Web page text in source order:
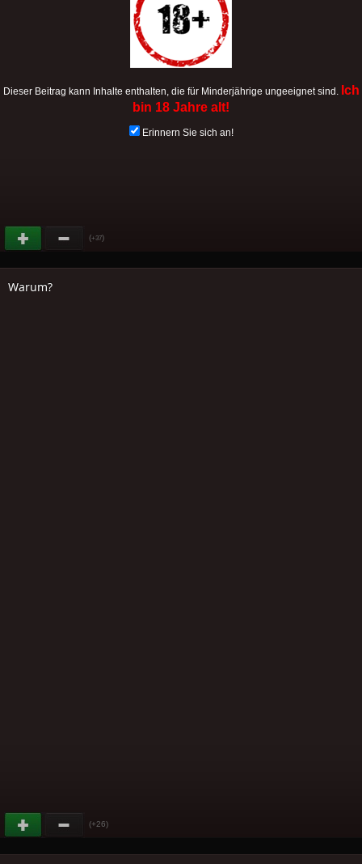
Dieser Beitrag kann Inhalte enthalten, die für Minderjährige ungeeignet sind. Ich
bin 18 Jahre alt!
Erinnern Sie sich an!
(+37)
Warum?
(+26)